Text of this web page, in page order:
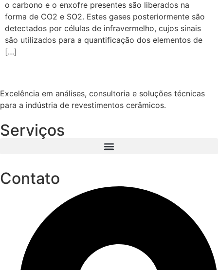
o carbono e o enxofre presentes são liberados na
forma de CO2 e SO2. Estes gases posteriormente são
detectados por células de infravermelho, cujos sinais
são utilizados para a quantificação dos elementos de
[…]
Excelência em análises, consultoria e soluções técnicas
para a indústria de revestimentos cerâmicos.
Serviços
Contato